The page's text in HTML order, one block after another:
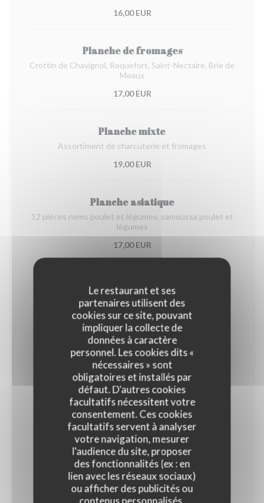
Le restaurant et ses
partenaires utilisent des
cookies sur ce site, pouvant
impliquer la collecte de
données à caractère
personnel. Les cookies dits «
nécessaires » sont
obligatoires et installés par
défaut. D'autres cookies
facultatifs nécessitent votre
consentement. Ces cookies
facultatifs servent à analyser
votre navigation, mesurer
l'audience du site, proposer
des fonctionnalités (ex : en
lien avec les réseaux sociaux)
ou afficher des publicités ou
16,00 EUR
Planche de fromages
Crottin de Chavignol, Roquefort, Saint-Nectaire, Brie de
Meaux
17,00 EUR
Planche mixte
Assortiment de charcuterie et fromages
19,00 EUR
Planche asiatique
12 pièces nems poulet et légumes, samoussa poulet et
légumes
17,00 EUR
12 pièces nems légumes, samoussa légumes
17,00 EUR
Accras aux légumes et crevettes
12 pièces
17,00 EUR
Croq apéro et frites
13,00 EUR
COMME UN PLAT TOUT AU LONG DE LA
JOURNÉE